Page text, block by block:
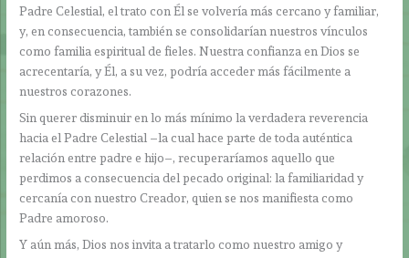
Padre Celestial, el trato con Él se volvería más cercano y familiar,
y, en consecuencia, también se consolidarían nuestros vínculos
como familia espiritual de fieles. Nuestra confianza en Dios se
acrecentaría, y Él, a su vez, podría acceder más fácilmente a
nuestros corazones.
Sin querer disminuir en lo más mínimo la verdadera reverencia
hacia el Padre Celestial –la cual hace parte de toda auténtica
relación entre padre e hijo–, recuperaríamos aquello que
perdimos a consecuencia del pecado original: la familiaridad y
cercanía con nuestro Creador, quien se nos manifiesta como
Padre amoroso.
Y aún más, Dios nos invita a tratarlo como nuestro amigo y